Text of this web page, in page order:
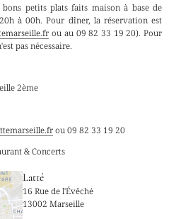
petits plats faits maison à base de
à 00h. Pour dîner, la réservation est
ou au 09 82 33 19 20). Pour
pas nécessaire.
2ème
ou 09 82 33 19 20
& Concerts
Latté
16 Rue de l'Évêché
13002 Marseille